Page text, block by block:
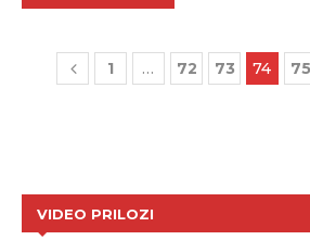
1 … 72 73 74 75
VIDEO PRILOZI